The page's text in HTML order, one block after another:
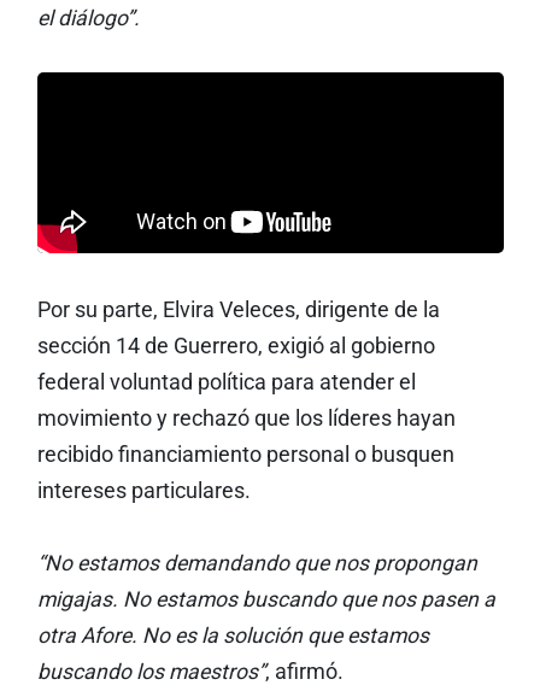
el diálogo”.
Por su parte, Elvira Veleces, dirigente de la
sección 14 de Guerrero, exigió al gobierno
federal voluntad política para atender el
movimiento y rechazó que los líderes hayan
recibido financiamiento personal o busquen
intereses particulares.
“No estamos demandando que nos propongan
migajas. No estamos buscando que nos pasen a
otra Afore. No es la solución que estamos
buscando los maestros”, afirmó.